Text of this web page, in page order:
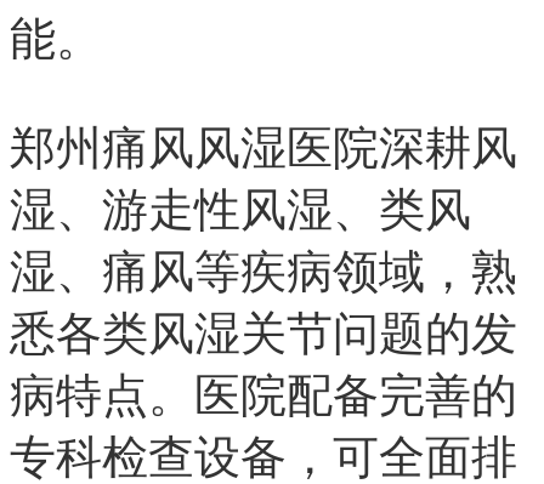
能。
郑州痛风风湿医院深耕风
湿、游走性风湿、类风
湿、痛风等疾病领域，熟
悉各类风湿关节问题的发
病特点。医院配备完善的
专科检查设备，可全面排